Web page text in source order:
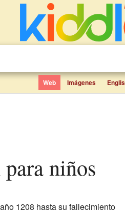
Web Imágenes
niños
1208 hasta su fallecimiento